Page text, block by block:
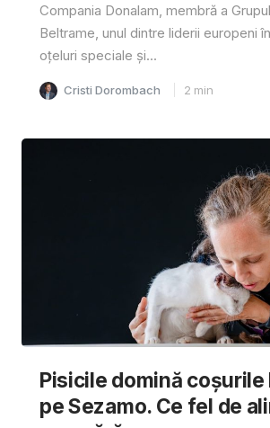
Compania Donalam, membră a
Beltrame, unul dintre liderii europeni
oțeluri speciale și...
Cristi Dorombach 2 min
Pisicile domină coșurile
pe Sezamo. Ce fel de